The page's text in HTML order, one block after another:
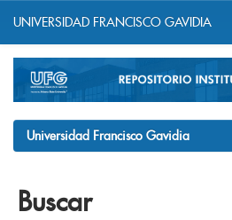
navigation
UNIVERSIDAD FRANCISCO GAVIDIA
Universidad Francisco Gavidia
Buscar